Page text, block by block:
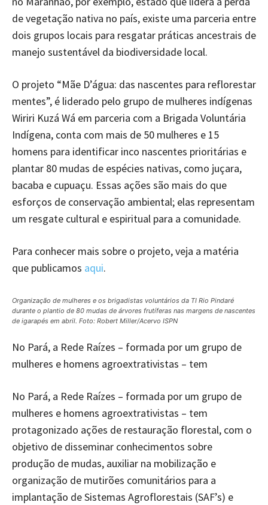
de vegetação nativa no país, existe uma parceria entre
dois grupos locais para resgatar práticas ancestrais de
manejo sustentável da biodiversidade local.
O projeto “Mãe D’água: das nascentes para reflorestar
mentes”, é liderado pelo grupo de mulheres indígenas
Wiriri Kuzá Wá em parceria com a Brigada Voluntária
Indígena, conta com mais de 50 mulheres e 15
homens para identificar inco nascentes prioritárias e
plantar 80 mudas de espécies nativas, como juçara,
bacaba e cupuaçu. Essas ações são mais do que
esforços de conservação ambiental; elas representam
um resgate cultural e espiritual para a comunidade.
Para conhecer mais sobre o projeto, veja a matéria
que publicamos aqui.
Organização de mulheres e os brigadistas voluntários da TI Rio Pindaré
durante o plantio de 80 mudas de árvores frutíferas nas margens de nascentes
de igarapés em abril. Foto: Robert Miller/Acervo ISPN
No Pará, a Rede Raízes – formada por um grupo de
mulheres e homens agroextrativistas – tem
No Pará, a Rede Raízes – formada por um grupo de
mulheres e homens agroextrativistas – tem
protagonizado ações de restauração florestal, com o
objetivo de disseminar conhecimentos sobre
produção de mudas, auxiliar na mobilização e
organização de mutirões comunitários para a
implantação de Sistemas Agroflorestais (SAF’s) e